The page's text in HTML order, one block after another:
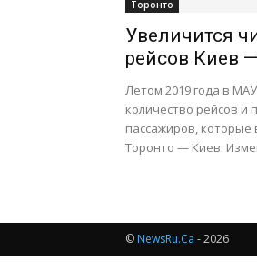
Торонто
Увеличится
рейсов Киев
Летом 2019 года в
количество рейсов и
пассажиров,
Торонто — Киев.
© NewsRu.Ca - 2026